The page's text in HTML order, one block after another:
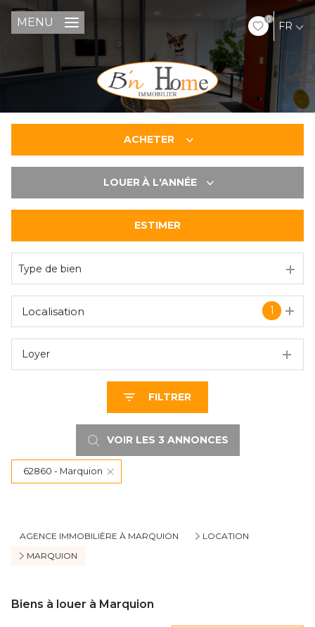
0
FR
MENU
ACHETER
LOUER À L'ANNÉE
ESTIMER
Type de bien
1
Localisation
Loyer
FILTRER
VOIR LES 3 ANNONCES
62860 - Marquion
AGENCE IMMOBILIÈRE À MARQUION
LOCATION
MARQUION
Biens à louer à Marquion